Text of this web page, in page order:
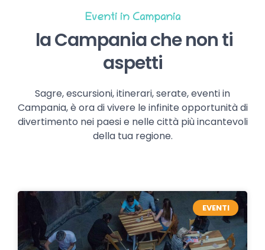
Eventi in Campania
la Campania che non ti
aspetti
Sagre, escursioni, itinerari, serate, eventi in
Campania, è ora di vivere le infinite opportunità di
divertimento nei paesi e nelle città più incantevoli
della tua regione.
EVENTI